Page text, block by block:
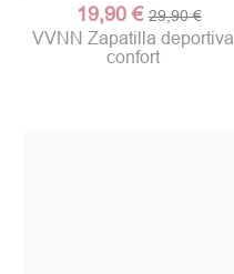
19,90 € 29,90 €
VVNN Zapatilla deportiva
confort